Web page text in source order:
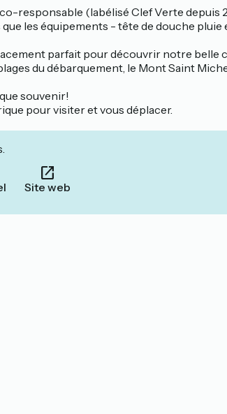
responsable (labélisé Clef Verte depuis
les équipements - tête de douche
parfait pour découvrir notre belle
du débarquement, le Mont Saint
souvenir!
pour visiter et vous déplacer.
Site web